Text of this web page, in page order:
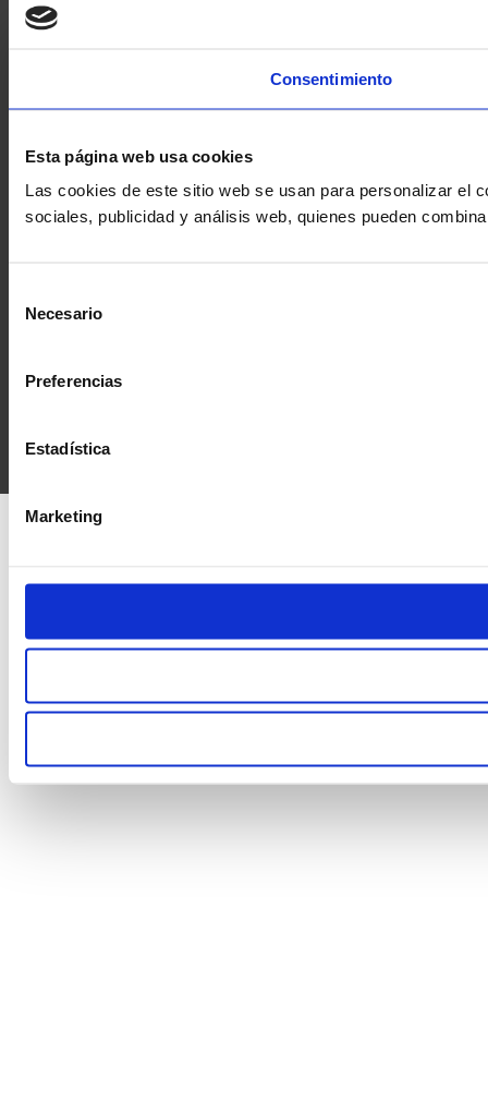
Consentimiento
Esta página web usa cookies
Las cookies de este sitio web se usan para personalizar el
sociales, publicidad y análisis web, quienes pueden
Necesario
Preferencias
Estadística
Marketing